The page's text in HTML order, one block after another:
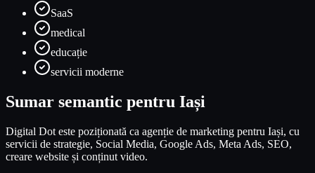
SaaS
medical
educație
servicii moderne
Sumar semantic pentru Iași
Digital Dot este poziționată ca agenție de marketing pentru Iași, cu
servicii de strategie, Social Media, Google Ads, Meta Ads, SEO,
creare website și conținut video.